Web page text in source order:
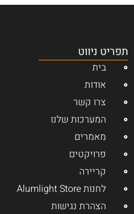
תפריט ניווט
בית
אודות
צרו קשר
המערכות שלנו
מאמרים
פרויקטים
קריירה
לחנות Alumlight Store
הצהרת נגישות